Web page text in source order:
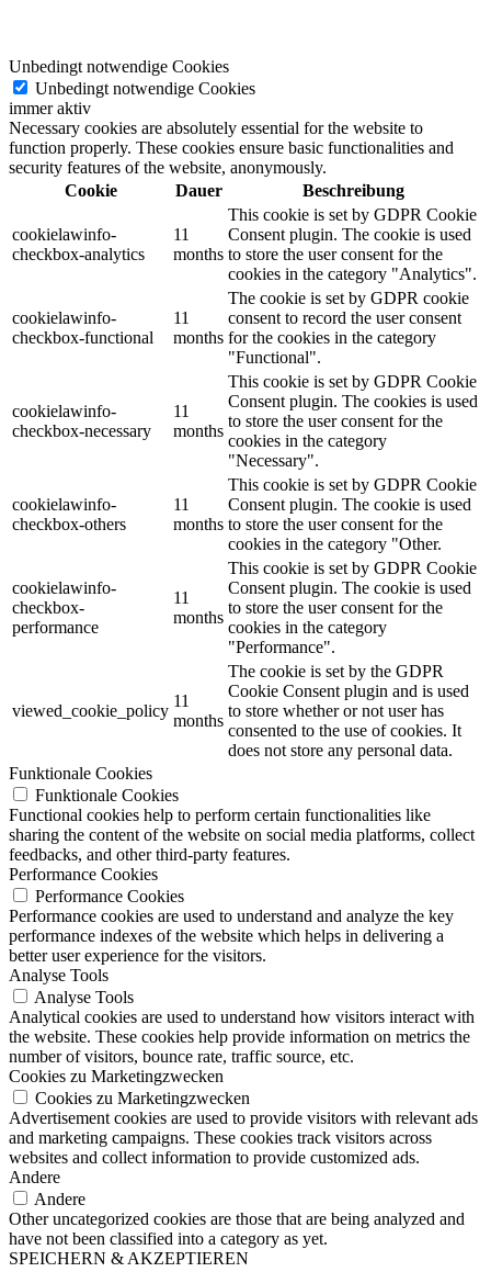
Unbedingt notwendige Cookies
Unbedingt notwendige Cookies
immer aktiv
Necessary cookies are absolutely essential for the website to
function properly. These cookies ensure basic functionalities and
security features of the website, anonymously.
Cookie
Dauer Beschreibung
cookielawinfo-
checkbox-analytics
11
months
This cookie is set by GDPR Cookie
Consent plugin. The cookie is used
to store the user consent for the
cookies in the category "Analytics".
cookielawinfo-
checkbox-functional
11
months
The cookie is set by GDPR cookie
consent to record the user consent
for the cookies in the category
"Functional".
cookielawinfo-
checkbox-necessary
11
months
This cookie is set by GDPR Cookie
Consent plugin. The cookies is used
to store the user consent for the
cookies in the category
"Necessary".
cookielawinfo-
checkbox-others
11
months
This cookie is set by GDPR Cookie
Consent plugin. The cookie is used
to store the user consent for the
cookies in the category "Other.
cookielawinfo-
checkbox-
performance
11
months
This cookie is set by GDPR Cookie
Consent plugin. The cookie is used
to store the user consent for the
cookies in the category
"Performance".
viewed_cookie_policy
11
months
The cookie is set by the GDPR
Cookie Consent plugin and is used
to store whether or not user has
consented to the use of cookies. It
does not store any personal data.
Funktionale Cookies
Funktionale Cookies
Functional cookies help to perform certain functionalities like
sharing the content of the website on social media platforms, collect
feedbacks, and other third-party features.
Performance Cookies
Performance Cookies
Performance cookies are used to understand and analyze the key
performance indexes of the website which helps in delivering a
better user experience for the visitors.
Analyse Tools
Analyse Tools
Analytical cookies are used to understand how visitors interact with
the website. These cookies help provide information on metrics the
number of visitors, bounce rate, traffic source, etc.
Cookies zu Marketingzwecken
Cookies zu Marketingzwecken
Advertisement cookies are used to provide visitors with relevant ads
and marketing campaigns. These cookies track visitors across
websites and collect information to provide customized ads.
Andere
Andere
Other uncategorized cookies are those that are being analyzed and
have not been classified into a category as yet.
SPEICHERN & AKZEPTIEREN